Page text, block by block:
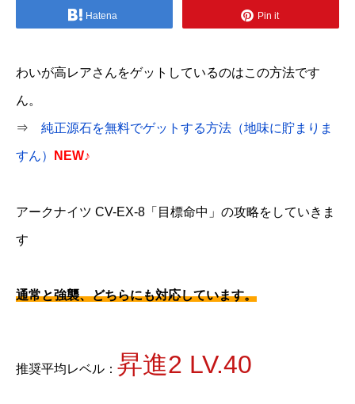
Hatena Pin it
わいが高レアさんをゲットしているのはこの方法です
ん。
⇒ 純正源石を無料でゲットする方法（地味に貯まりま
すん） NEW♪
アークナイツ CV-EX-8「目標命中」の攻略をしていきま
す
通常と強襲、どちらにも対応しています。
推奨平均レベル： 昇進2 LV.40